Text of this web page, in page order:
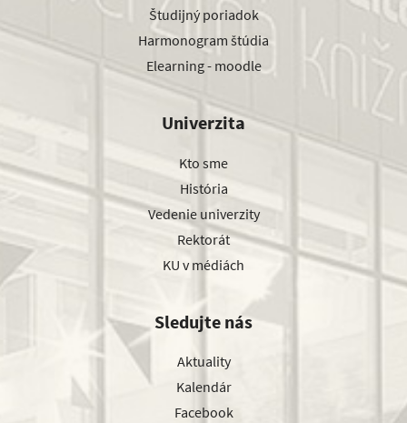
Študijný poriadok
Harmonogram štúdia
Elearning - moodle
Univerzita
Kto sme
História
Vedenie univerzity
Rektorát
KU v médiách
Sledujte nás
Aktuality
Kalendár
Facebook